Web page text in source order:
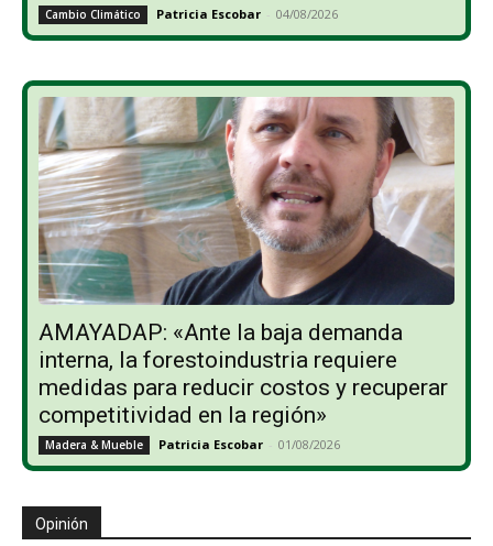
Cambio Climático Patricia Escobar - 04/08/2026
AMAYADAP: «Ante la baja demanda
interna, la forestoindustria requiere
medidas para reducir costos y recuperar
competitividad en la región»
Madera & Mueble Patricia Escobar - 01/08/2026
Opinión